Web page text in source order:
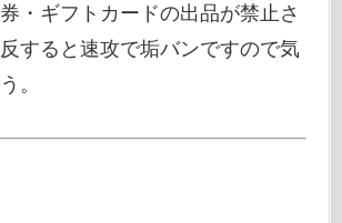
・ギフトカードの出品が禁止さ
すると速攻で垢バンですので気
。